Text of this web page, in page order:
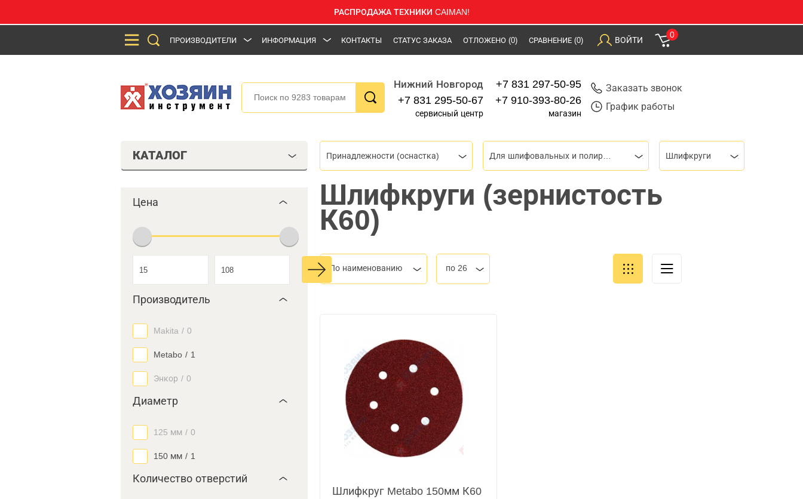
РАСПРОДАЖА ТЕХНИКИ CAIMAN!
ПРОИЗВОДИТЕЛИ ИНФОРМАЦИЯ КОНТАКТЫ СТАТУС ЗАКАЗА ОТЛОЖЕНО (0) СРАВНЕНИЕ (0) ВОЙТИ
0
Нижний Новгород
+7 831 295-50-67
сервисный центр
+7 831 297-50-95
+7 910-393-80-26
магазин
Заказать звонок
График работы
КАТАЛОГ
Цена
Производитель
Makita / 0
Metabo / 1
Энкор / 0
Диаметр
125 мм / 0
150 мм / 1
Количество отверстий
Принадлежности (оснастка) Шлифкруги
Шлифкруги (зернистость
К60)
По наименованию по 26
Шлифкруг Metabo 150мм К60